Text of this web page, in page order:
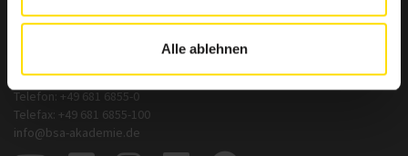
Alle ablehnen
BSA-Akademie
Hermann-Neuberger-Straße 3
66123 Saarbrücken
Telefon: +49 681 6855-0
Telefax: +49 681 6855-100
info@bsa-akademie.de